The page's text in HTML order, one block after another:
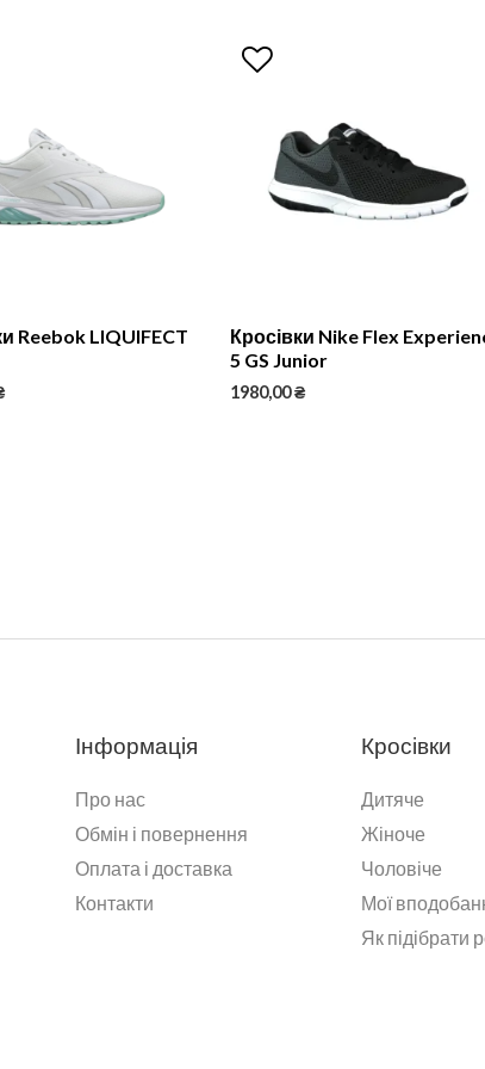
Reebok LIQUIFECT
Кросівки Nike Flex
5 GS Junior
1980,00₴
Інформація
Про нас
Обмін і повернення
Оплата і доставка
Контакти
Кросівки
Дитяче
Жіноче
Чоловіче
Мої
Як підібрати